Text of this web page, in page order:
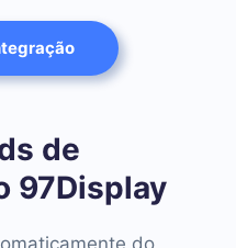
de
97Display
do